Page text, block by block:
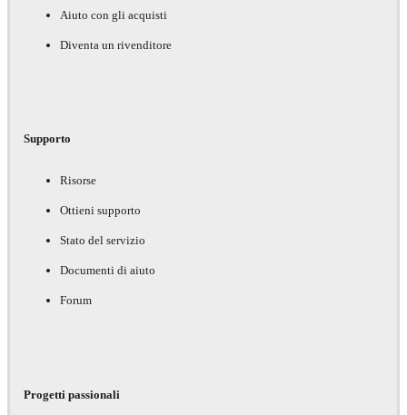
Aiuto con gli acquisti
Diventa un rivenditore
Supporto
Risorse
Ottieni supporto
Stato del servizio
Documenti di aiuto
Forum
Progetti passionali